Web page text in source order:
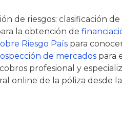
de riesgos: clasificación
la obtención de
Riesgo País para
de mercados para
profesional y
online de la póliza desde